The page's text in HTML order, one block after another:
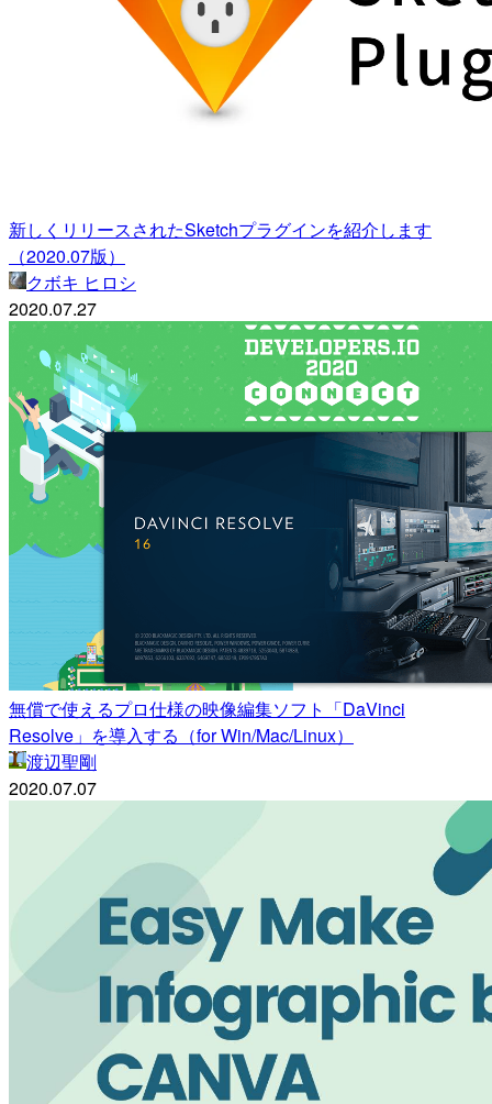
新しくリリースされたSketchプラグインを紹介します
（2020.07版）
クボキ ヒロシ
2020.07.27
無償で使えるプロ仕様の映像編集ソフト「DaVinci
Resolve」を導入する（for Win/Mac/Linux）
渡辺聖剛
2020.07.07